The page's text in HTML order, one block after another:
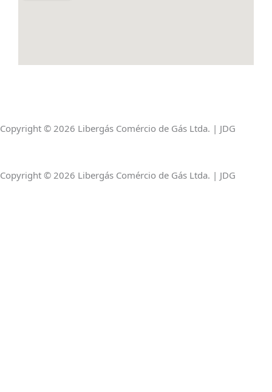
g
a
m
o
k
-
f
a
p
Copyright © 2026 Libergás Comércio de Gás Ltda. | JDG
Copyright © 2026 Libergás Comércio de Gás Ltda. | JDG